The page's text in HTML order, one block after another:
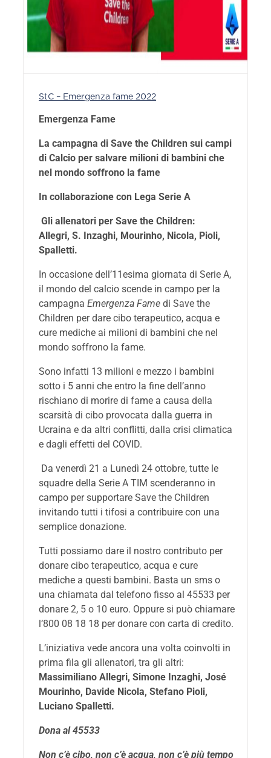
StC – Emergenza fame 2022
Emergenza Fame
La campagna di Save the Children sui campi
di Calcio per salvare milioni di bambini che
nel mondo soffrono la fame
In collaborazione con Lega Serie A
Gli allenatori per Save the Children:
Allegri, S. Inzaghi, Mourinho, Nicola, Pioli,
Spalletti.
In occasione dell’11esima giornata di Serie A,
il mondo del calcio scende in campo per la
campagna Emergenza Fame di Save the
Children per dare cibo terapeutico, acqua e
cure mediche ai milioni di bambini che nel
mondo soffrono la fame.
Sono infatti 13 milioni e mezzo i bambini
sotto i 5 anni che entro la fine dell’anno
rischiano di morire di fame a causa della
scarsità di cibo provocata dalla guerra in
Ucraina e da altri conflitti, dalla crisi climatica
e dagli effetti del COVID.
Da venerdì 21 a Lunedì 24 ottobre, tutte le
squadre della Serie A TIM scenderanno in
campo per supportare Save the Children
invitando tutti i tifosi a contribuire con una
semplice donazione.
Tutti possiamo dare il nostro contributo per
donare cibo terapeutico, acqua e cure
mediche a questi bambini. Basta un sms o
una chiamata dal telefono fisso al 45533 per
donare 2, 5 o 10 euro. Oppure si può chiamare
l’800 08 18 18 per donare con carta di credito.
L’iniziativa vede ancora una volta coinvolti in
prima fila gli allenatori, tra gli altri:
Massimiliano Allegri, Simone Inzaghi, José
Mourinho, Davide Nicola, Stefano Pioli,
Luciano Spalletti.
Dona al 45533
Non c’è cibo, non c’è acqua, non c’è più tempo